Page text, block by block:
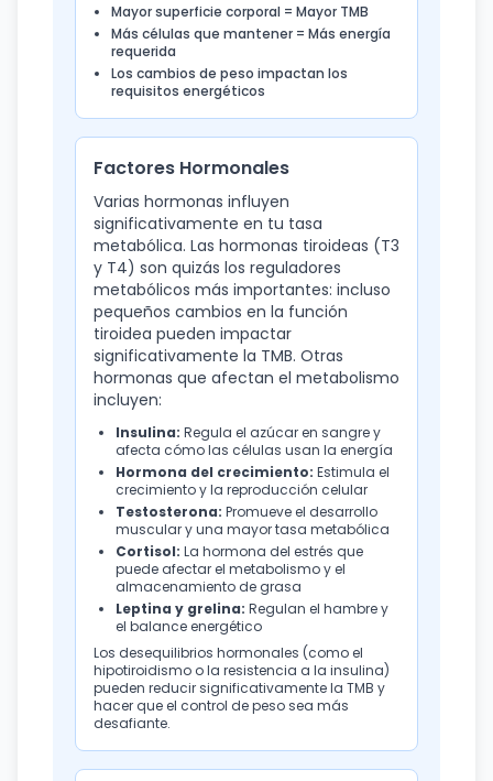
Mayor superficie corporal = Mayor TMB
Más células que mantener = Más energía
requerida
Los cambios de peso impactan los
requisitos energéticos
Factores Hormonales
Varias hormonas influyen
significativamente en tu tasa
metabólica. Las hormonas tiroideas (T3
y T4) son quizás los reguladores
metabólicos más importantes: incluso
pequeños cambios en la función
tiroidea pueden impactar
significativamente la TMB. Otras
hormonas que afectan el metabolismo
incluyen:
Insulina: Regula el azúcar en sangre y
afecta cómo las células usan la energía
Hormona del crecimiento: Estimula el
crecimiento y la reproducción celular
Testosterona: Promueve el desarrollo
muscular y una mayor tasa metabólica
Cortisol: La hormona del estrés que
puede afectar el metabolismo y el
almacenamiento de grasa
Leptina y grelina: Regulan el hambre y
el balance energético
Los desequilibrios hormonales (como el
hipotiroidismo o la resistencia a la insulina)
pueden reducir significativamente la TMB y
hacer que el control de peso sea más
desafiante.